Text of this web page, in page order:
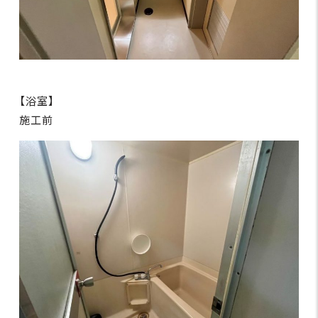
【浴室】
施工前